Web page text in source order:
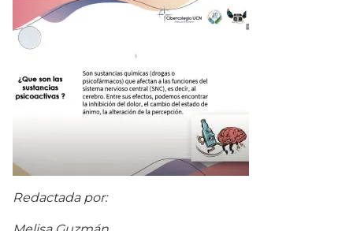
Redactada por: